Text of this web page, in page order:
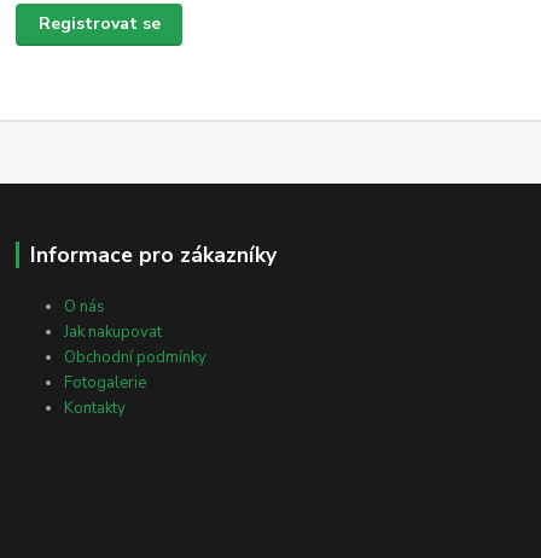
Registrovat se
Informace pro zákazníky
O nás
Jak nakupovat
Obchodní podmínky
Fotogalerie
Kontakty